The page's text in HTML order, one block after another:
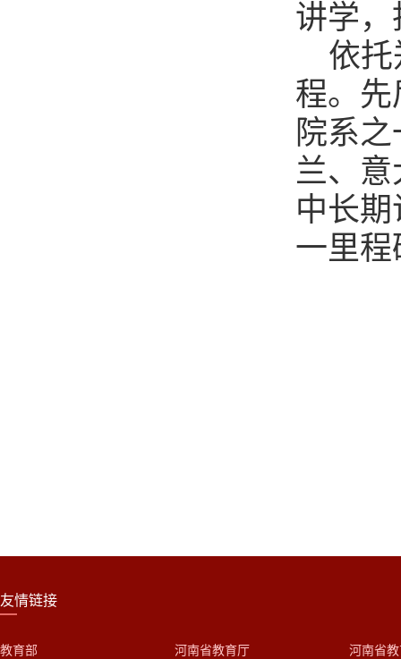
讲学
依
程。先
院系
兰、
中长
一里
友情链接
教育部 河南省教育厅 河南省